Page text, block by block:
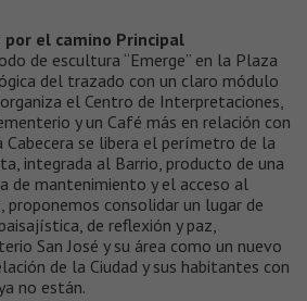
por el camino Principal
de escultura “Emerge” en la Plaza
del trazado con un claro módulo
el Centro de Interpretaciones,
y un Café más en relación con
Cabecera se libera el perímetro de la
integrada al Barrio, producto de una
de mantenimiento y el acceso al
proponemos consolidar un lugar de
de reflexión y paz,
San José y su área como un nuevo
de la Ciudad y sus habitantes con
no están.